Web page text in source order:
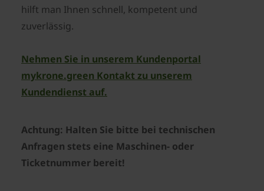
hilft man Ihnen schnell, kompetent und
zuverlässig.
Nehmen Sie in unserem Kundenportal
mykrone.green Kontakt zu unserem
Kundendienst auf.
Achtung: Halten Sie bitte bei technischen
Anfragen stets eine Maschinen- oder
Ticketnummer bereit!